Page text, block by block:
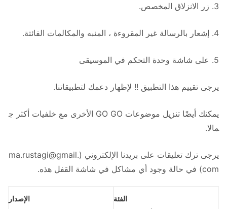
3. زر الانزلاق المخصص.
4. إشعار بالرسالة غير المقروءة ، المنبه والمكالمات الفائتة.
5. على شاشة وحدة التحكم في الموسيقى
يرجى تقييم هذا التطبيق !! لإظهار دعمك لتطبيقاتنا.
يمكنك أيضًا تنزيل موضوعات GO GO الأخرى مع خلفيات أكثر ج
مالا.
يرجى ترك تعليقات على بريدنا الإلكتروني (ma.rustagi@gmail.
com) في حالة وجود أي مشاكل في شاشة القفل هذه.
الإصدار
الفئة